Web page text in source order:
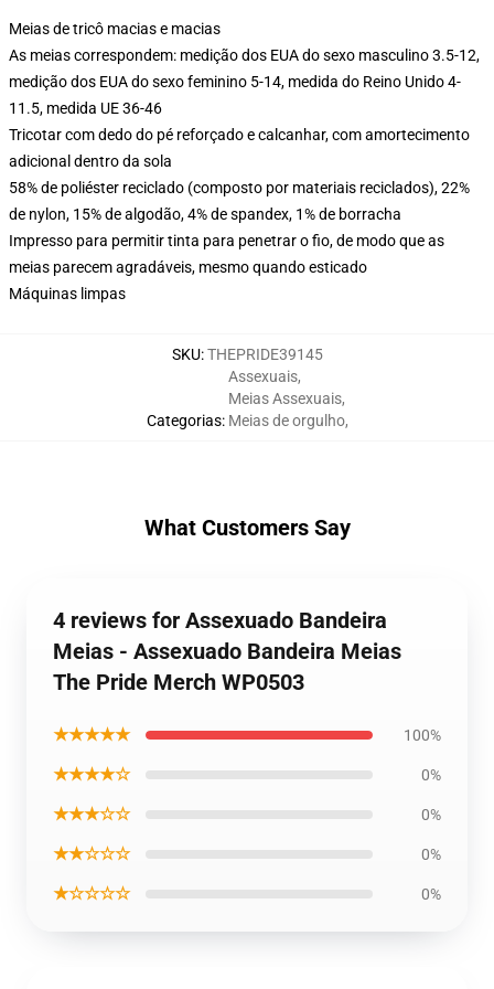
Meias de tricô macias e macias
As meias correspondem: medição dos EUA do sexo masculino 3.5-12,
medição dos EUA do sexo feminino 5-14, medida do Reino Unido 4-
11.5, medida UE 36-46
Tricotar com dedo do pé reforçado e calcanhar, com amortecimento
adicional dentro da sola
58% de poliéster reciclado (composto por materiais reciclados), 22%
de nylon, 15% de algodão, 4% de spandex, 1% de borracha
Impresso para permitir tinta para penetrar o fio, de modo que as
meias parecem agradáveis, mesmo quando esticado
Máquinas limpas
SKU:THEPRIDE39145
Categorias:
Assexuais,
Meias Assexuais,
Meias de orgulho,
What Customers Say
4 reviews for Assexuado Bandeira
Meias - Assexuado Bandeira Meias
The Pride Merch WP0503
★★★★★ 100%
★★★★☆ 0%
★★★☆☆ 0%
★★☆☆☆ 0%
★☆☆☆☆ 0%